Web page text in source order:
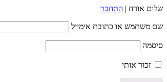
שלום אורח | התחבר
שם משתמש או כתובת אימייל
סיסמה
זכור אותי